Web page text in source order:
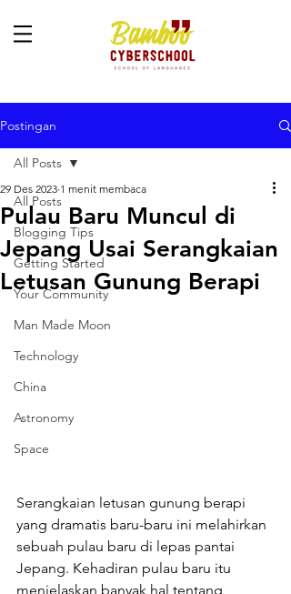
Postingan
All Posts
Blogging Tips
Getting Started
Your Community
Man Made Moon
Technology
China
Astronomy
Space
All Posts
Pulau Baru Muncul di
Jepang Usai Serangkaian
Letusan Gunung Berapi
29 Des 2023 1 menit membaca
Serangkaian letusan gunung berapi
yang dramatis baru-baru ini melahirkan
sebuah pulau baru di lepas pantai
Jepang. Kehadiran pulau baru itu
menjelaskan banyak hal tentang